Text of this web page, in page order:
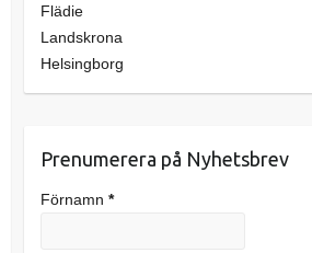
Flädie
Landskrona
Helsingborg
Prenumerera på Nyhetsbrev
Förnamn *